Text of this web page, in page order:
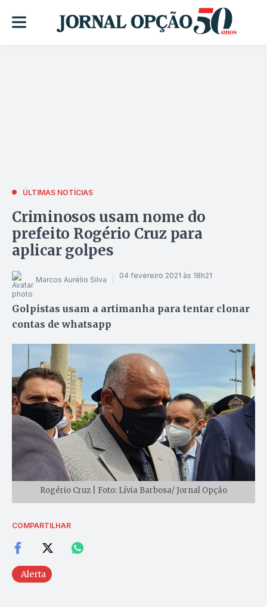
ÚLTIMAS NOTÍCIAS
Criminosos usam nome do
prefeito Rogério Cruz para
aplicar golpes
Marcos Aurélio Silva 04 fevereiro 2021 às 18h21
Golpistas usam a artimanha para tentar clonar
contas de whatsapp
Rogério Cruz | Foto: Lívia Barbosa/ Jornal Opção
COMPARTILHAR
Alerta